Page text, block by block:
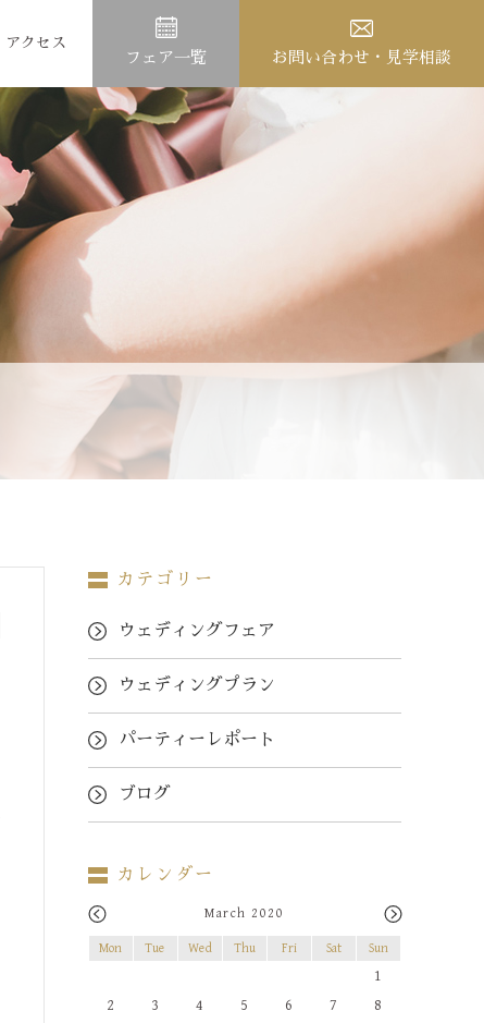
アクセス
フェア一覧 お問い合わせ・見学相談
カテゴリー
ウェディングフェア
ウェディングプラン
パーティーレポート
ブログ
カレンダー
March 2020
Mon Tue Wed Thu Fri Sat Sun
1
2
3 4 5 6 7
8